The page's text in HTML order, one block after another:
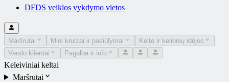
DFDS veiklos vykdymo vietos
Maršrutai Mini kruizai ir pasiūlymai
Kelte ir kelionių idėjos
Verslo klientai
Pagalba ir info
Keleiviniai keltai
Maršrutai